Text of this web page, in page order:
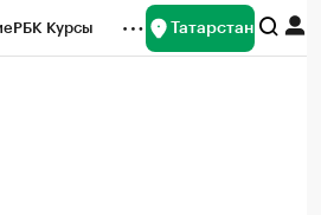
РБК Курсы Татарстан